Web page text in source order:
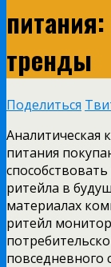
тренды
Поделиться
Аналитическая
питания
ритейла в
материалах
ритейл
повседневного